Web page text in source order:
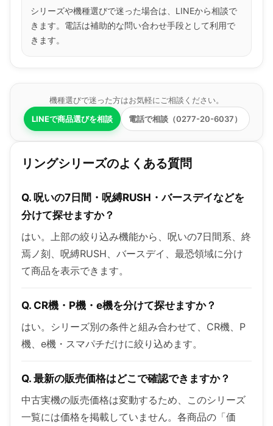
シリーズや機種選びで迷った場合は、LINEから相談で
きます。電話は補助的な問い合わせ手段として利用で
きます。
機種選びで迷った方はお気軽にご相談ください。
LINEで商品選びを相談
電話で相談（0277-20-6037）
リングシリーズのよくある質問
Q. 呪いの7日間・呪縛RUSH・バースデイなどを
分けて探せますか？
はい。上部の絞り込み機能から、呪いの7日間系、終
焉ノ刻、呪縛RUSH、バースデイ、最恐領域に分け
て商品を表示できます。
Q. CR機・P機・e機を分けて探せますか？
はい。シリーズ別の条件と組み合わせて、CR機、P
機、e機・スマパチだけに絞り込めます。
Q. 最新の販売価格はどこで確認できますか？
中古実機の販売価格は変動するため、このシリーズ
一覧には価格を掲載していません。各商品の「価